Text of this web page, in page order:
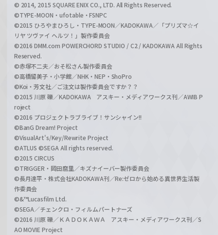
© 2014, 2015 SQUARE ENIX CO., LTD. All Rights Reserved.
©TYPE-MOON・ufotable・FSNPC
©2015 ひろやまひろし・TYPE-MOON／KADOKAWA／「プリズマ☆イ
リヤ ツヴァイ ヘルツ！」製作委員会
©2016 DMM.com POWERCHORD STUDIO / C2 / KADOKAWA All Rights
Reserved.
©赤塚不二夫／おそ松さん製作委員会
©高橋留美子・小学館／NHK・NEP・ShoPro
©Koi・芳文社／ご注文は製作委員会ですか？？
©2015 川原 礫／KADOKAWA アスキー・メディアワークス刊／AWIB P
roject
©2016 プロジェクトラブライブ！サンシャイン!!
©BanG Dream! Project
©VisualArt's/Key/Rewrite Project
©ATLUS ©SEGA All rights reserved.
©2015 CIRCUS
©TRIGGER・岡田麿里／キズナイーバー製作委員会
©長月達平・株式会社KADOKAWA刊／Re:ゼロから始める異世界生活製
作委員会
©&™Lucasfilm Ltd.
©SEGA／チェンクロ・フィルムパートナーズ
©2016 川原 礫／ＫＡＤＯＫＡＷＡ アスキー・メディアワークス刊／S
AO MOVIE Project